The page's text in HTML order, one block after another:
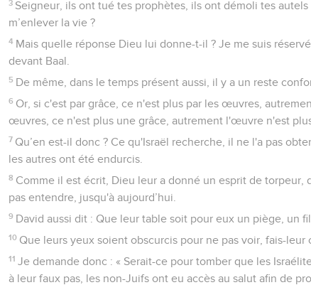
3 Seigneur, ils ont tué tes prophètes, ils ont démoli tes
m’enlever la vie ?
4 Mais quelle réponse Dieu lui donne-t-il ? Je me suis
devant Baal.
5 De même, dans le temps présent aussi, il y a un reste
6 Or, si c'est par grâce, ce n'est plus par les œuvres,
œuvres, ce n'est plus une grâce, autrement l'œuvre n'est
7 Qu’en est-il donc ? Ce qu'Israël recherche, il ne l'a pas
les autres ont été endurcis.
8 Comme il est écrit, Dieu leur a donné un esprit de torpeur,
pas entendre, jusqu'à aujourd’hui.
9 David aussi dit : Que leur table soit pour eux un piège, un
10 Que leurs yeux soient obscurcis pour ne pas voir, fais-leur
11 Je demande donc : « Serait-ce pour tomber que les
à leur faux pas, les non-Juifs ont eu accès au salut afin de